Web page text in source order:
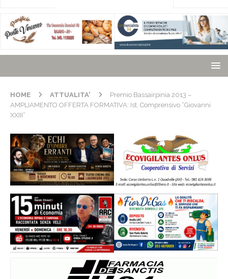
HOME ATTUALITA'
Premio Bassairpinia 2013 –
AMPLIAMENTO OFFERTA FORMATIVA: Ist. Comprensivo “Giovanni
XXIII”